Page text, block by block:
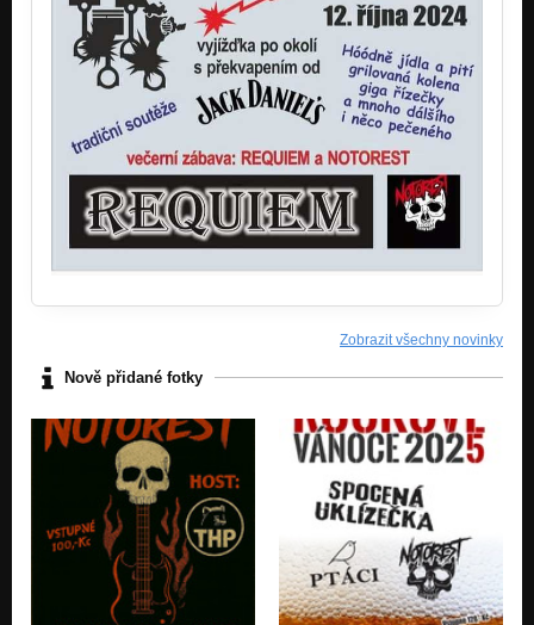
Písek v hodinách
Beer blues
Good bye Babylon
Kníže Bolehlav
Na západní frontě klid
Startky
Na západní frontě klid
Na západní frontě klid
Na západní frontě klid
Zobrazit všechny novinky
Nově přidané fotky